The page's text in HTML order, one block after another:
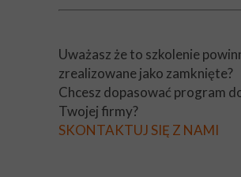
Uważasz że to szkolenie
zrealizowane jako zamknięte?
Chcesz dopasować program
Twojej firmy?
SKONTAKTUJ SIĘ Z NAMI